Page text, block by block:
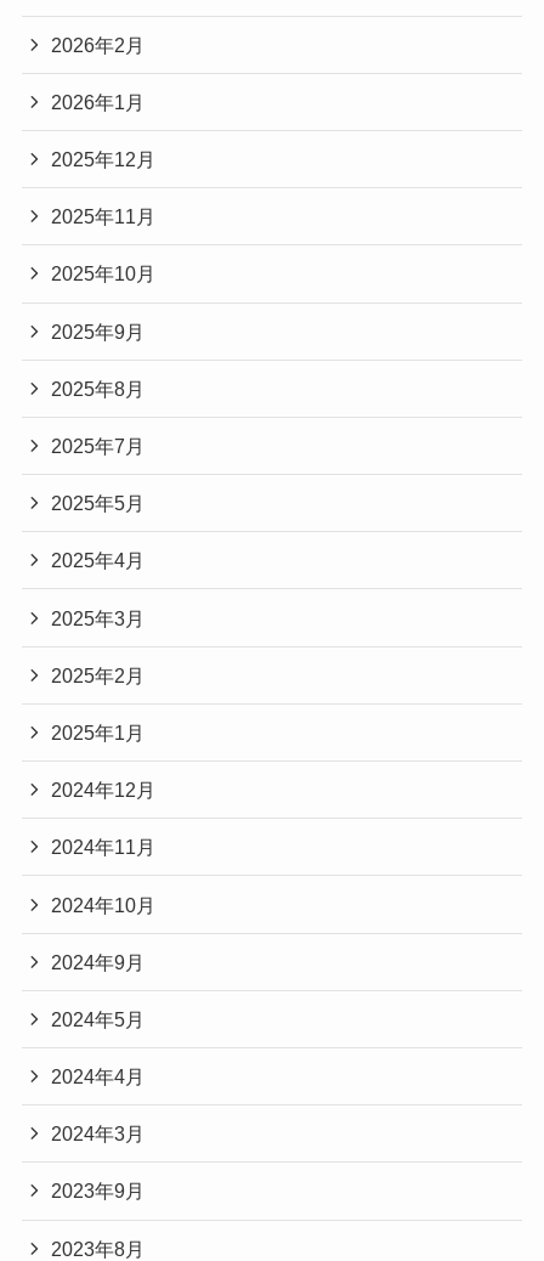
2026年2月
2026年1月
2025年12月
2025年11月
2025年10月
2025年9月
2025年8月
2025年7月
2025年5月
2025年4月
2025年3月
2025年2月
2025年1月
2024年12月
2024年11月
2024年10月
2024年9月
2024年5月
2024年4月
2024年3月
2023年9月
2023年8月